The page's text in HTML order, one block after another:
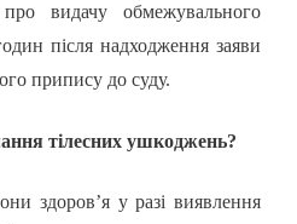
видачу обмежувального
після надходження заяви
припису до суду.
тілесних ушкоджень?
здоров’я у разі виявлення